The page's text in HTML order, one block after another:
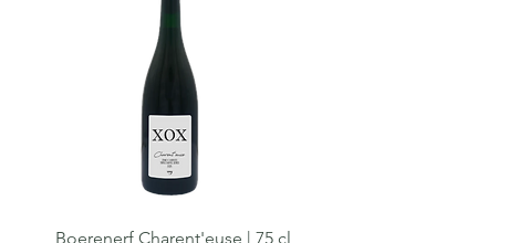
Snel overzicht
Boerenerf Charent'euse | 75 cl